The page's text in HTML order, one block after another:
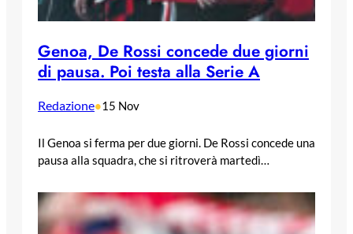
Genoa, De Rossi concede due giorni
di pausa. Poi testa alla Serie A
Redazione•15 Nov
Il Genoa si ferma per due giorni. De Rossi concede una
pausa alla squadra, che si ritroverà martedì…